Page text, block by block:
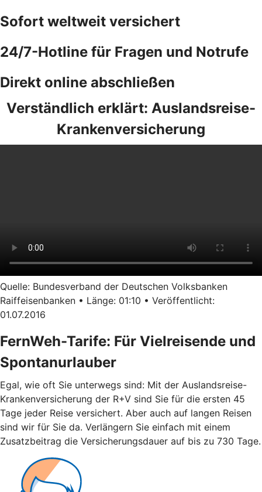
Sofort weltweit versichert
24/7-Hotline für Fragen und Notrufe
Direkt online abschließen
Verständlich erklärt: Auslandsreise-
Krankenversicherung
Quelle: Bundesverband der Deutschen Volksbanken
Raiffeisenbanken • Länge: 01:10 • Veröffentlicht:
01.07.2016
FernWeh-Tarife: Für Vielreisende und
Spontanurlauber
Egal, wie oft Sie unterwegs sind: Mit der Auslandsreise-
Krankenversicherung der R+V sind Sie für die ersten 45
Tage jeder Reise versichert. Aber auch auf langen Reisen
sind wir für Sie da. Verlängern Sie einfach mit einem
Zusatzbeitrag die Versicherungsdauer auf bis zu 730 Tage.